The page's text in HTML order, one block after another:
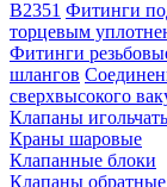
B2351 Фитинги
торцевым
Фитинги
шлангов
сверхвысокого
Клапаны
Краны шаровые
Клапанные блоки
Клапаны обратные